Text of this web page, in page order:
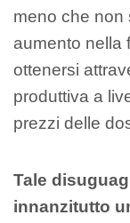
meno che non
aumento nella
ottenersi
produttiva a
prezzi delle
Tale
innanzitutto